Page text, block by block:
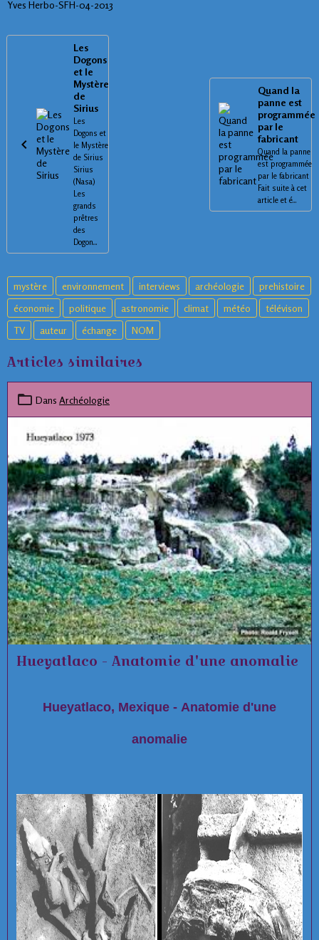
Yves Herbo-SFH-04-2013
Les
Dogons
et le
Mystère
de
Sirius
Les
Dogons et
le Mystère
de Sirius
Sirius
(Nasa)
Les
grands
prêtres
des
Dogon...
Quand la
panne est
programmée
par le
fabricant
Quand la panne
est programmée
par le fabricant
Fait suite à cet
article et é...
mystère environnement interviews archéologie
prehistoire
économie
politique astronomie climat météo
télévison
TV
auteur échange NOM
Articles similaires
Dans Archéologie
Hueyatlaco - Anatomie d'une anomalie
Hueyatlaco, Mexique - Anatomie d'une
anomalie